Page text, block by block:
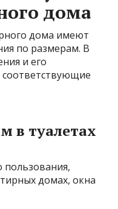
дома
дома имеют
по размерам. В
и его
в туалетах
пользования,
домах, окна